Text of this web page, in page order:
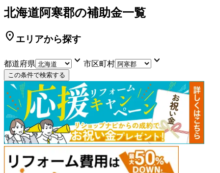
北海道阿寒郡の補助金一覧
location_on エリアから探す
都道府県 keyboard_arrow_down 市区町村 keyboard_arrow_down
この条件で検索する